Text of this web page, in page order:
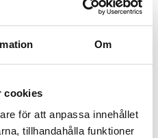
Om
cookies
för att anpassa innehållet
tillhandahålla funktioner